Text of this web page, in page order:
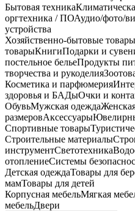
Бытовая техника
оргтехника / ПОАудио/фото/
устройства
Хозяйственно-бытовые товары
товарыКнигиПодарки и
постельное бельеПродукты
творчества и рукоделия
Косметика и парфюмерия
здоровья и БАДыОчки и
ОбувьМужская одежда
размеровАксессуары
Спортивные товары
Строительные материалы
инструментСветотехника
отоплениеСистемы
Детская одеждаТовары для
мамТовары для детей
Корпусная мебельМягкая
мебельДвери